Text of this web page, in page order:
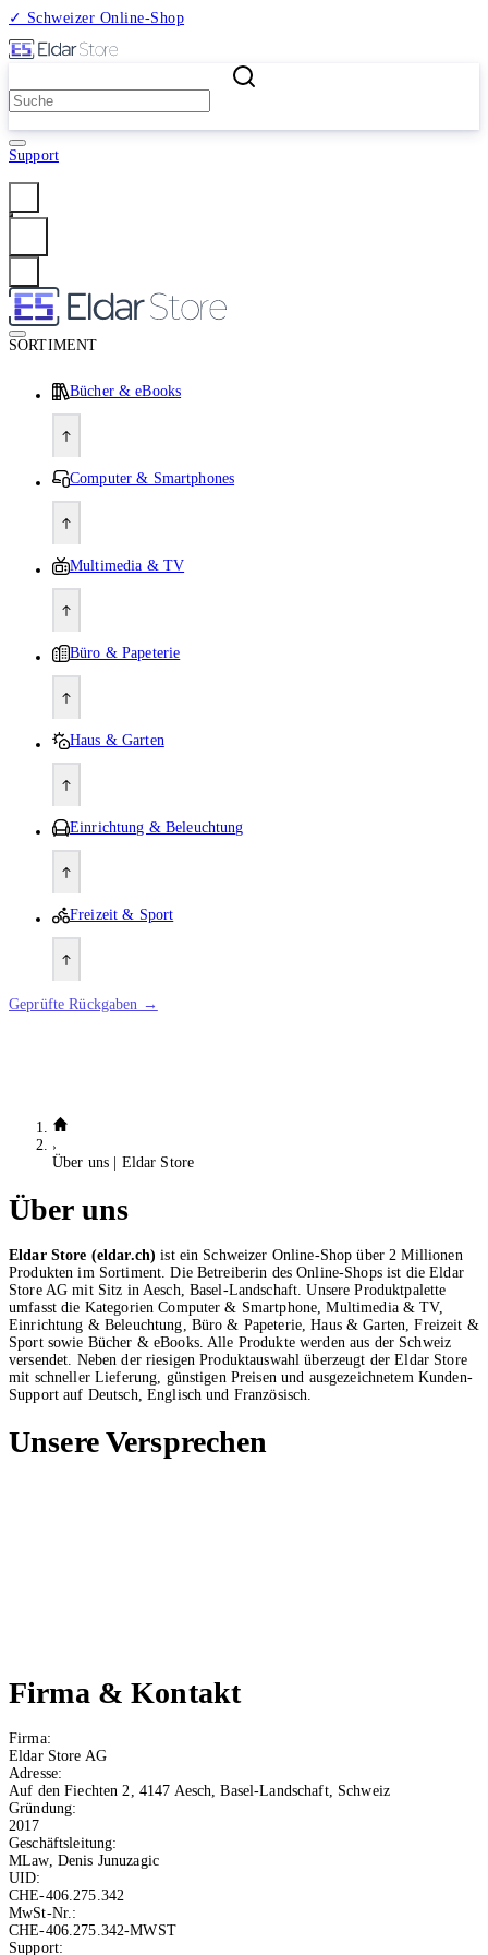
✓ Schweizer Online-Shop
Support
SORTIMENT
Bücher & eBooks
Computer & Smartphones
Multimedia & TV
Büro & Papeterie
Haus & Garten
Einrichtung & Beleuchtung
Freizeit & Sport
Geprüfte Rückgaben →
Über uns | Eldar Store
Über uns
Eldar Store (eldar.ch) ist ein Schweizer Online-Shop über 2 Millionen
Produkten im Sortiment. Die Betreiberin des Online-Shops ist die Eldar
Store AG mit Sitz in Aesch, Basel-Landschaft. Unsere Produktpalette
umfasst die Kategorien Computer & Smartphone, Multimedia & TV,
Einrichtung & Beleuchtung, Büro & Papeterie, Haus & Garten, Freizeit &
Sport sowie Bücher & eBooks. Alle Produkte werden aus der Schweiz
versendet. Neben der riesigen Produktauswahl überzeugt der Eldar Store
mit schneller Lieferung, günstigen Preisen und ausgezeichnetem Kunden-
Support auf Deutsch, Englisch und Französisch.
Unsere Versprechen
Firma & Kontakt
Firma:
Eldar Store AG
Adresse:
Auf den Fiechten 2, 4147 Aesch, Basel-Landschaft, Schweiz
Gründung:
2017
Geschäftsleitung:
MLaw, Denis Junuzagic
UID:
CHE-406.275.342
MwSt-Nr.:
CHE-406.275.342-MWST
Support: